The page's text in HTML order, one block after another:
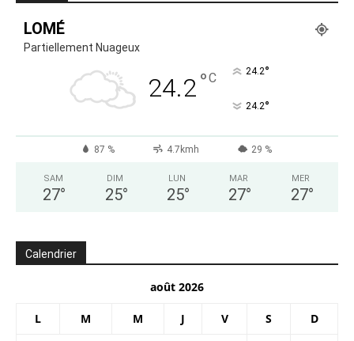
LOMÉ
Partiellement Nuageux
24.2°C 24.2°
24.2°
87 % 4.7kmh 29 %
SAM
27°
DIM
25°
LUN
25°
MAR
27°
MER
27°
Calendrier
août 2026
L M M J V S D